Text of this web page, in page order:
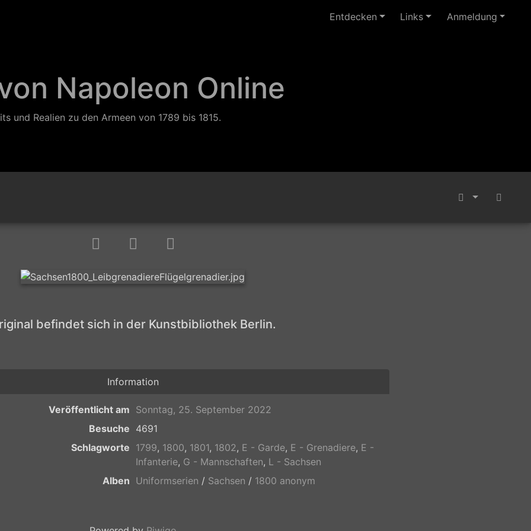
Entdecken Links Anmeldung
Napoleon Online
und Realien zu den Armeen von 1789 bis 1815.
befindet sich in der Kunstbibliothek Berlin.
Information
Veröffentlicht am Sonntag, 25. September 2022
Besuche 4691
Schlagworte 1799, 1800, 1801, 1802 , E - Garde, E - Grenadiere, E -
Infanterie, G - Mannschaften, L - Sachsen
Alben Uniformserien / Sachsen / 1800 anonym